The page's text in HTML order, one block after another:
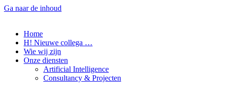
Ga naar de inhoud
Home
H! Nieuwe collega …
Wie wij zijn
Onze diensten
Artificial Intelligence
Consultancy & Projecten